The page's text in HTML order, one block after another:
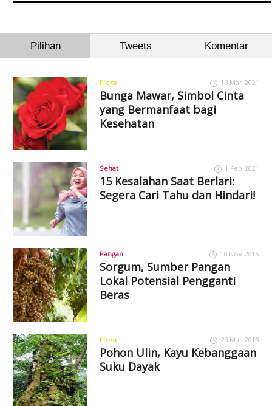
Pilihan Tweets Komentar
Flora 13 Mar 2021
Bunga Mawar, Simbol Cinta
yang Bermanfaat bagi
Kesehatan
Sehat 1 Feb 2021
15 Kesalahan Saat Berlari:
Segera Cari Tahu dan Hindari!
Pangan 10 Nov 2015
Sorgum, Sumber Pangan
Lokal Potensial Pengganti
Beras
Flora 23 Mar 2018
Pohon Ulin, Kayu Kebanggaan
Suku Dayak